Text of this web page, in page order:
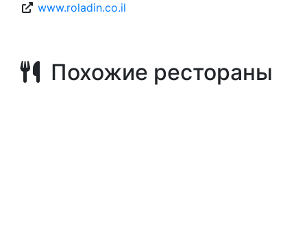
www.roladin.co.il
Похожие рестораны